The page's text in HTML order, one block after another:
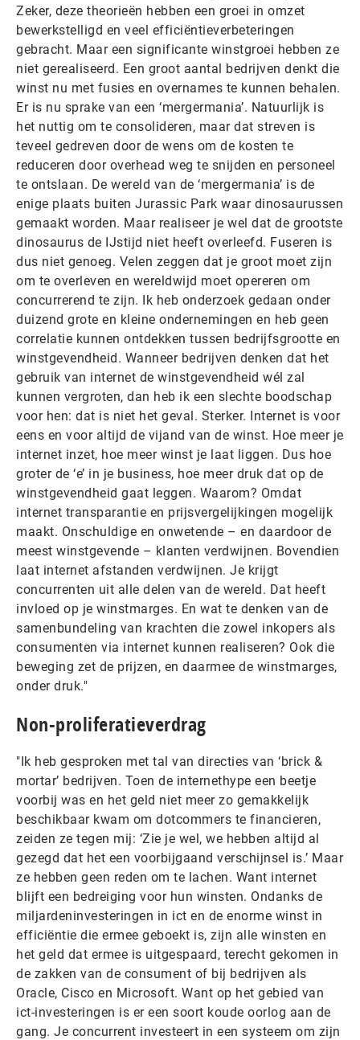
Zeker, deze theorieën hebben een groei in omzet
bewerkstelligd en veel efficiëntieverbeteringen
gebracht. Maar een significante winstgroei hebben ze
niet gerealiseerd. Een groot aantal bedrijven denkt die
winst nu met fusies en overnames te kunnen behalen.
Er is nu sprake van een ‘mergermania’. Natuurlijk is
het nuttig om te consolideren, maar dat streven is
teveel gedreven door de wens om de kosten te
reduceren door overhead weg te snijden en personeel
te ontslaan. De wereld van de ‘mergermania’ is de
enige plaats buiten Jurassic Park waar dinosaurussen
gemaakt worden. Maar realiseer je wel dat de grootste
dinosaurus de IJstijd niet heeft overleefd. Fuseren is
dus niet genoeg. Velen zeggen dat je groot moet zijn
om te overleven en wereldwijd moet opereren om
concurrerend te zijn. Ik heb onderzoek gedaan onder
duizend grote en kleine ondernemingen en heb geen
correlatie kunnen ontdekken tussen bedrijfsgrootte en
winstgevendheid. Wanneer bedrijven denken dat het
gebruik van internet de winstgevendheid wél zal
kunnen vergroten, dan heb ik een slechte boodschap
voor hen: dat is niet het geval. Sterker. Internet is voor
eens en voor altijd de vijand van de winst. Hoe meer je
internet inzet, hoe meer winst je laat liggen. Dus hoe
groter de ‘e’ in je business, hoe meer druk dat op de
winstgevendheid gaat leggen. Waarom? Omdat
internet transparantie en prijsvergelijkingen mogelijk
maakt. Onschuldige en onwetende – en daardoor de
meest winstgevende – klanten verdwijnen. Bovendien
laat internet afstanden verdwijnen. Je krijgt
concurrenten uit alle delen van de wereld. Dat heeft
invloed op je winstmarges. En wat te denken van de
samenbundeling van krachten die zowel inkopers als
consumenten via internet kunnen realiseren? Ook die
beweging zet de prijzen, en daarmee de winstmarges,
onder druk."
Non-proliferatieverdrag
"Ik heb gesproken met tal van directies van ‘brick &
mortar’ bedrijven. Toen de internethype een beetje
voorbij was en het geld niet meer zo gemakkelijk
beschikbaar kwam om dotcommers te financieren,
zeiden ze tegen mij: ‘Zie je wel, we hebben altijd al
gezegd dat het een voorbijgaand verschijnsel is.’ Maar
ze hebben geen reden om te lachen. Want internet
blijft een bedreiging voor hun winsten. Ondanks de
miljardeninvesteringen in ict en de enorme winst in
efficiëntie die ermee geboekt is, zijn alle winsten en
het geld dat ermee is uitgespaard, terecht gekomen in
de zakken van de consument of bij bedrijven als
Oracle, Cisco en Microsoft. Want op het gebied van
ict-investeringen is er een soort koude oorlog aan de
gang. Je concurrent investeert in een systeem om zijn